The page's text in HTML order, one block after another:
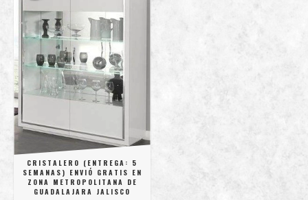
CRISTALERO (ENTREGA: 5
SEMANAS) ENVIÓ GRATIS EN
ZONA METROPOLITANA DE
GUADALAJARA JALISCO